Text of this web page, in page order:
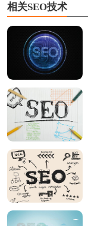
相关SEO技术